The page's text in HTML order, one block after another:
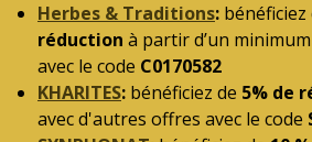
Herbes & Traditions: bénéficiez
réduction à partir d’un
avec le code C0170582
KHARITES: bénéficiez de 5% de
avec d'autres offres avec le code